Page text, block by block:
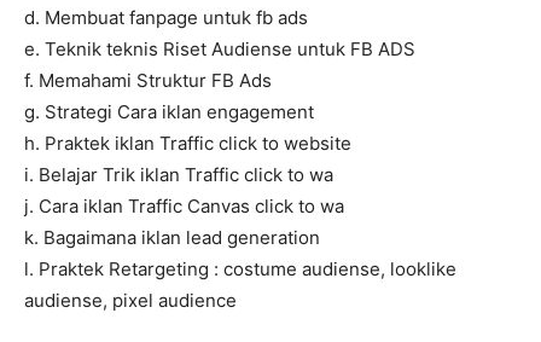
d. Membuat fanpage untuk fb ads
e. Teknik teknis Riset Audiense untuk FB ADS
f. Memahami Struktur FB Ads
g. Strategi Cara iklan engagement
h. Praktek iklan Traffic click to website
i. Belajar Trik iklan Traffic click to wa
j. Cara iklan Traffic Canvas click to wa
k. Bagaimana iklan lead generation
l. Praktek Retargeting : costume audiense, looklike
audiense, pixel audience